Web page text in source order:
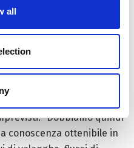
all
You Yong.
di questa
“Dobbiamo quindi
conoscenza ottenibile in